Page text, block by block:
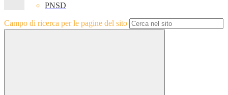
PNSD
Campo di ricerca per le pagine del sito